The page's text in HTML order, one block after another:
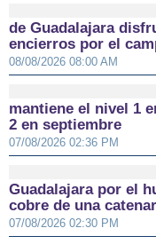
de Guadalajara
encierros por el
08/08/2026 08:00 AM
mantiene el nivel 1
2 en septiembre
07/08/2026 02:36 PM
Guadalajara por el
cobre de una
07/08/2026 02:30 PM